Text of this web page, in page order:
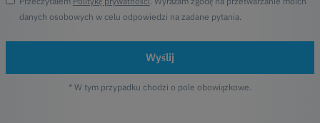
danych osobowych w celu odpowiedzi na zadane pytania.
Wyślij
* W tym przypadku chodzi o pole obowiązkowe.